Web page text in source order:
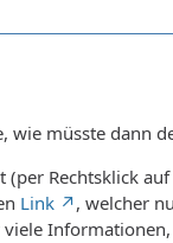
wie müsste dann
Rechtsklick
Link
, welcher
viele